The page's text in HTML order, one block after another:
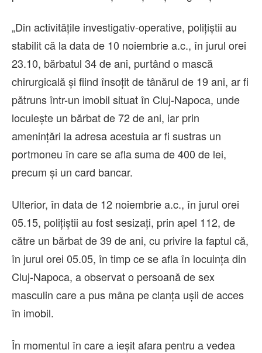
„Din activitățile investigativ-operative, polițiștii au
stabilit că la data de 10 noiembrie a.c., în jurul orei
23.10, bărbatul 34 de ani, purtând o mască
chirurgicală și fiind însoțit de tânărul de 19 ani, ar fi
pătruns într-un imobil situat în Cluj-Napoca, unde
locuiește un bărbat de 72 de ani, iar prin
amenințări la adresa acestuia ar fi sustras un
portmoneu în care se afla suma de 400 de lei,
precum și un card bancar.
Ulterior, în data de 12 noiembrie a.c., în jurul orei
05.15, polițiștii au fost sesizați, prin apel 112, de
către un bărbat de 39 de ani, cu privire la faptul că,
în jurul orei 05.05, în timp ce se afla în locuința din
Cluj-Napoca, a observat o persoană de sex
masculin care a pus mâna pe clanța ușii de acces
în imobil.
În momentul în care a ieșit afara pentru a vedea